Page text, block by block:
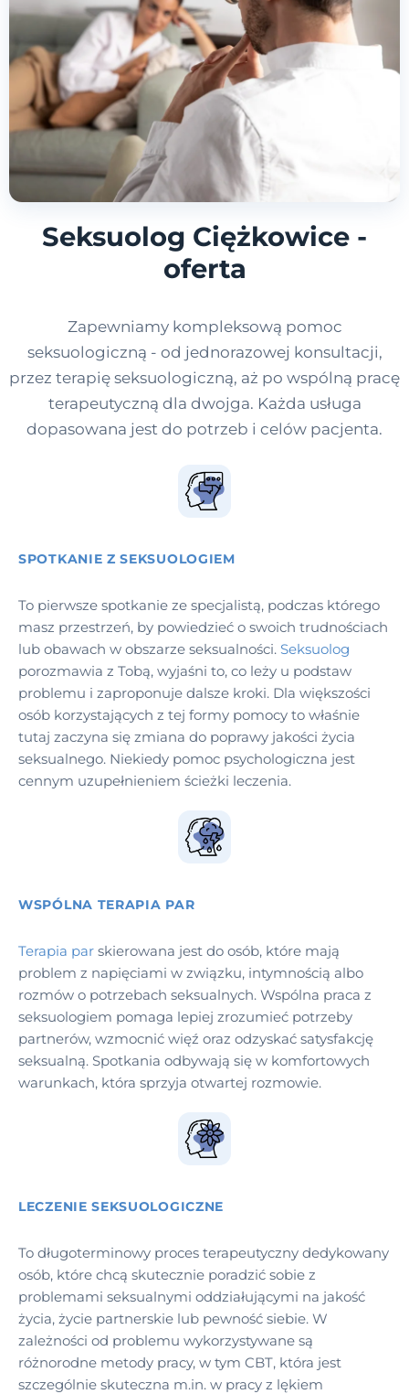
Seksuolog Ciężkowice -
oferta
Zapewniamy kompleksową pomoc
seksuologiczną - od jednorazowej konsultacji,
przez terapię seksuologiczną, aż po wspólną pracę
terapeutyczną dla dwojga. Każda usługa
dopasowana jest do potrzeb i celów pacjenta.
SPOTKANIE Z SEKSUOLOGIEM
To pierwsze spotkanie ze specjalistą, podczas którego
masz przestrzeń, by powiedzieć o swoich trudnościach
lub obawach w obszarze seksualności. Seksuolog
porozmawia z Tobą, wyjaśni to, co leży u podstaw
problemu i zaproponuje dalsze kroki. Dla większości
osób korzystających z tej formy pomocy to właśnie
tutaj zaczyna się zmiana do poprawy jakości życia
seksualnego. Niekiedy pomoc psychologiczna jest
cennym uzupełnieniem ścieżki leczenia.
WSPÓLNA TERAPIA PAR
Terapia par skierowana jest do osób, które mają
problem z napięciami w związku, intymnością albo
rozmów o potrzebach seksualnych. Wspólna praca z
seksuologiem pomaga lepiej zrozumieć potrzeby
partnerów, wzmocnić więź oraz odzyskać satysfakcję
seksualną. Spotkania odbywają się w komfortowych
warunkach, która sprzyja otwartej rozmowie.
LECZENIE SEKSUOLOGICZNE
To długoterminowy proces terapeutyczny dedykowany
osób, które chcą skutecznie poradzić sobie z
problemami seksualnymi oddziałującymi na jakość
życia, życie partnerskie lub pewność siebie. W
zależności od problemu wykorzystywane są
różnorodne metody pracy, w tym CBT, która jest
szczególnie skuteczna m.in. w pracy z lękiem